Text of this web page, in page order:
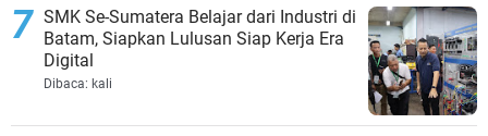
SMK Se-Sumatera Belajar dari Industri di
Batam, Siapkan Lulusan Siap Kerja Era
Digital
Dibaca: kali